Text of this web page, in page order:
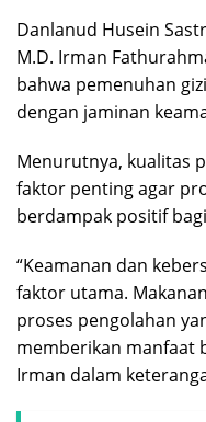
Danlanud Husein
M.D. Irman
bahwa pemenuhan
dengan jaminan
Menurutnya, kualitas
faktor penting agar
berdampak positif
“Keamanan dan
faktor utama.
proses pengolahan
memberikan manfaat
Irman dalam